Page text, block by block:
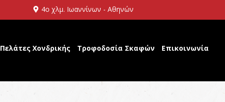
4ο χλμ. Ιωαννίνων - Αθηνών
Πελάτες Χονδρικής Τροφοδοσία Σκαφών Επικοινωνία